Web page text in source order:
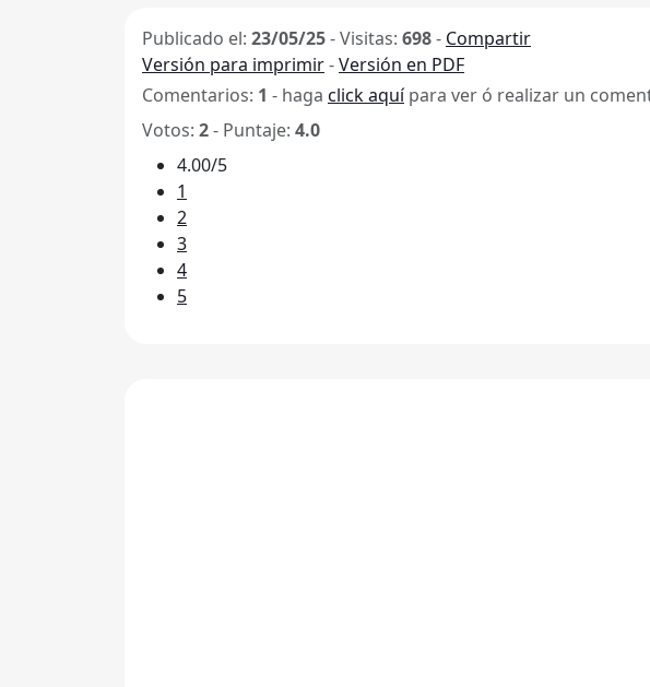
Publicado el: 23/05/25-Visitas: 698- Compartir
Versión para imprimir-Versión en PDF
Comentarios: 1 - haga click aquípara ver ó realizar un
Votos: 2- Puntaje: 4.0
4.00/5
1
2
3
4
5